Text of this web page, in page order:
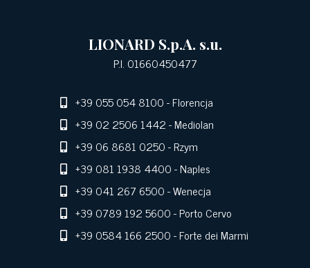
LIONARD S.p.A. s.u.
P.I. 01660450477
+39 055 054 8100- Florencja
+39 02 2506 1442- Mediolan
+39 06 8681 0250- Rzym
+39 081 1938 4400- Naples
+39 041 267 6500- Wenecja
+39 0789 192 5600- Porto Cervo
+39 0584 166 2500- Forte dei Marmi